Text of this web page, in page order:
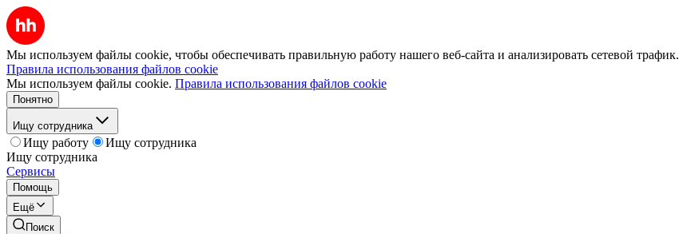
Мы используем файлы cookie, чтобы обеспечивать правильную работу нашего веб-сайта и анализировать сетевой трафик.
Правила использования файлов cookie
Мы используем файлы cookie. Правила использования файлов cookie
Понятно
Ищу сотрудника
Ищу работу
Ищу сотрудника
Ищу сотрудника
Сервисы
Помощь
Ещё
Поиск